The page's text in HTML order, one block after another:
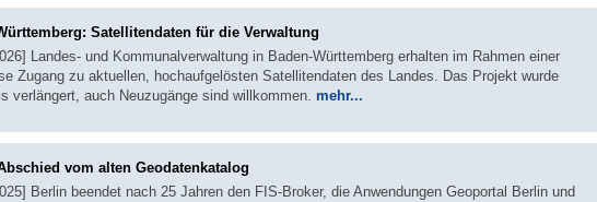
Satellitendaten für die Verwaltung
Landes- und Kommunalverwaltung in Baden-Württemberg erhalten im Rahmen einer
Zugang zu aktuellen, hochaufgelösten Satellitendaten des Landes. Das Projekt wurde
verlängert, auch Neuzugänge sind willkommen. mehr...
vom alten Geodatenkatalog
Berlin beendet nach 25 Jahren den FIS‑Broker, die Anwendungen Geoportal Berlin und